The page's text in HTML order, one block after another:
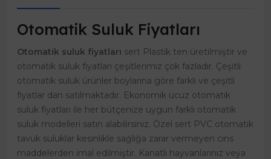
Otomatik Suluk Fiyatları
Otomatik suluk fiyatları sert Plastik ten üretilmiştir ve
otomatik suluk fiyatları çeşitlerimiz çok fazladır. Çeşitli
otomatik suluk ürünler boylarına göre farklı ve çeşitli
fiyatlar dan satılmaktadır. Ekonomik ucuz otomatik
suluk fiyatları ile her bütçenize uygun farklı otomatik
suluk modelleri satın alabilirsiniz. Özel sert PVC otomatik
tavuk suluklar kesinlikle sağlığa zarar vermeyen cins
maddelerden imal edilmiştir. Kanatlı hayvanlarınız veya